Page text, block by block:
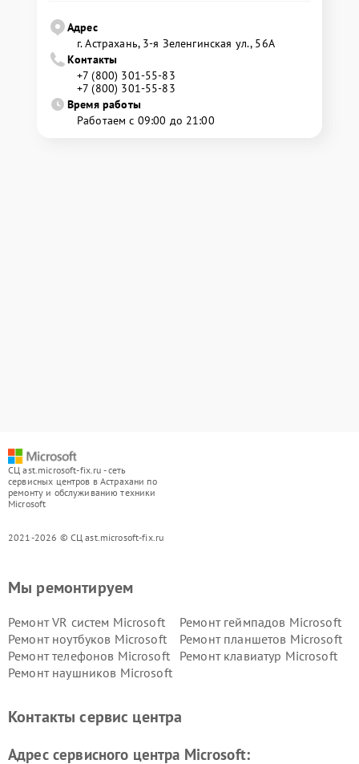
Адрес
г. Астрахань, 3-я Зеленгинская ул., 56А
Контакты
+7 (800) 301-55-83
+7 (800) 301-55-83
Время работы
Работаем с 09:00 до 21:00
СЦ ast.microsoft-fix.ru - сеть
сервисных центров в Астрахани по
ремонту и обслуживанию техники
Microsoft
2021-2026 © СЦ ast.microsoft-fix.ru
Мы ремонтируем
Ремонт VR систем Microsoft
Ремонт геймпадов Microsoft
Ремонт ноутбуков Microsoft
Ремонт планшетов Microsoft
Ремонт телефонов Microsoft
Ремонт клавиатур Microsoft
Ремонт наушников Microsoft
Контакты сервис центра
Адрес сервисного центра Microsoft: